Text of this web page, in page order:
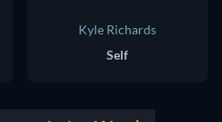
Kyle Richards
Self